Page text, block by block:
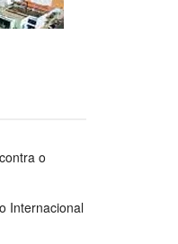
o
Internacional